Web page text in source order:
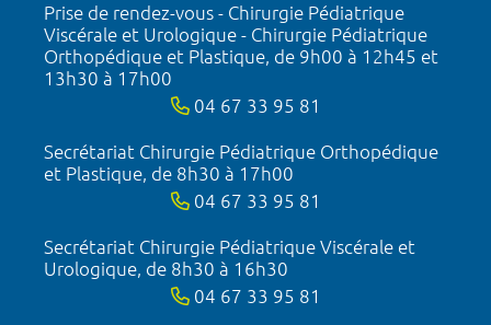
Prise de rendez-vous - Chirurgie Pédiatrique
Viscérale et Urologique - Chirurgie Pédiatrique
Orthopédique et Plastique, de 9h00 à 12h45 et
13h30 à 17h00
04 67 33 95 81
Secrétariat Chirurgie Pédiatrique Orthopédique
et Plastique, de 8h30 à 17h00
04 67 33 95 81
Secrétariat Chirurgie Pédiatrique Viscérale et
Urologique, de 8h30 à 16h30
04 67 33 95 81